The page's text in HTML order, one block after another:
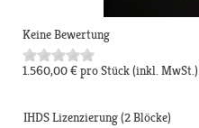
Keine Bewertung
1.560,00 €pro Stück(inkl. MwSt.)
IHDS Lizenzierung (2 Blöcke)